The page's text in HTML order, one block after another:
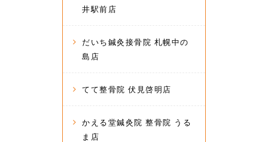
井駅前店
だいち鍼灸接骨院 札幌中の
島店
てて整骨院 伏見啓明店
かえる堂鍼灸院 整骨院 うる
ま店